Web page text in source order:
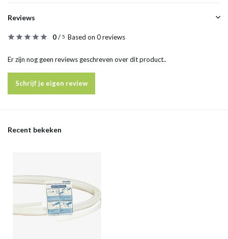
Reviews
0/ 5 Based on 0 reviews
Er zijn nog geen reviews geschreven over dit product..
Schrijf je eigen review
Recent bekeken